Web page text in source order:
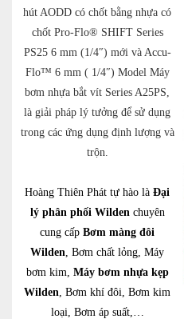
hút AODD có chốt bằng nhựa có
chốt Pro-Flo® SHIFT Series
PS25 6 mm (1/4″) mới và Accu-
Flo™ 6 mm ( 1/4″) Model Máy
bơm nhựa bắt vít Series A25PS,
là giải pháp lý tưởng để sử dụng
trong các ứng dụng định lượng và
trộn.
Hoàng Thiên Phát tự hào là Đại
lý phân phối Wildenchuyên
cung cấp Bơm màng đôi
Wilden, Bơm chất lỏng, Máy
bơm kim, Máy bơm nhựa kẹp
Wilden, Bơm khí đôi, Bơm kim
loại, Bơm áp suất,…